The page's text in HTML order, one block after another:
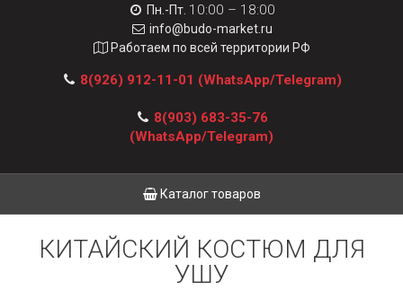
Пн.-Пт. 10:00 – 18:00
info@budo-market.ru
Работаем по всей территории РФ
8(926) 912-11-01 (WhatsApp/Telegram)
8(903) 683-35-76
(WhatsApp/Telegram)
Каталог товаров
КИТАЙСКИЙ КОСТЮМ ДЛЯ
УШУ